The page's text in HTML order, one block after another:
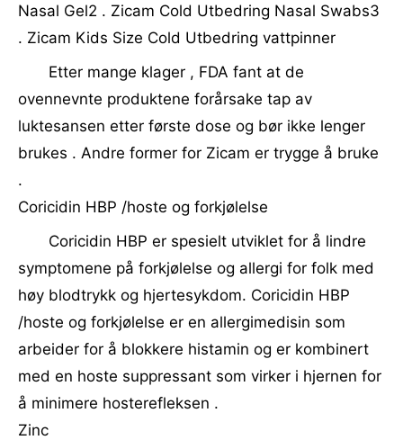
Nasal Gel2 . Zicam Cold Utbedring Nasal Swabs3
. Zicam Kids Size Cold Utbedring vattpinner
Etter mange klager , FDA fant at de
ovennevnte produktene forårsake tap av
luktesansen etter første dose og bør ikke lenger
brukes . Andre former for Zicam er trygge å bruke
.
Coricidin HBP /hoste og forkjølelse
Coricidin HBP er spesielt utviklet for å lindre
symptomene på forkjølelse og allergi for folk med
høy blodtrykk og hjertesykdom. Coricidin HBP
/hoste og forkjølelse er en allergimedisin som
arbeider for å blokkere histamin og er kombinert
med en hoste suppressant som virker i hjernen for
å minimere hosterefleksen .
Zinc